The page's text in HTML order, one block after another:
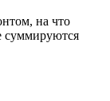
на что
суммируются